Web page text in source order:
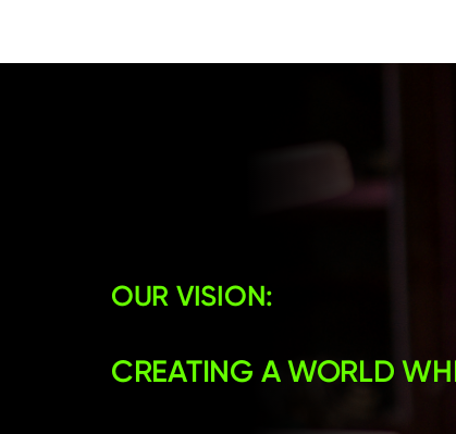
OUR VISION:
CREATING A WORLD